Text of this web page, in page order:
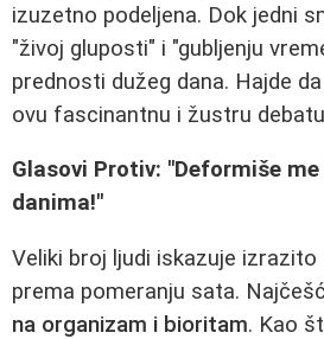
izuzetno podeljena. Dok jedni
"živoj gluposti" i "gubljenju
prednosti dužeg dana. Hajde
ovu fascinantnu i žustru
Glasovi Protiv: "Deformiše
danima!"
Veliki broj ljudi iskazuje izrazito
prema pomeranju sata.
na organizam i bioritam. Kao